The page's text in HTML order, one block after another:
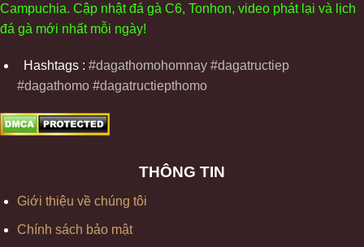
Campuchia. Cập nhậtđá gà C6, Tonhon, video phátl ại và ịch
đá gà mới nhất mỗi ngày!
Hashtags : #dagathomohomnay #dagatructiep
#dagathomo #dagatructiepthomo
THÔNG TIN
Giới thiệu về chúng tôi
Chính sách bảo mật